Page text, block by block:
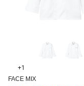
+1
FACE MIX